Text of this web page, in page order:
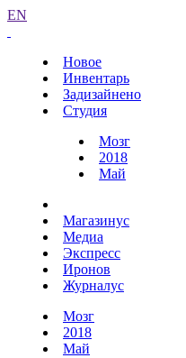
EN
Новое
Инвентарь
Задизайнено
Студия
Мозг
2018
Май
Магазинус
Медиа
Экспресс
Иронов
Журналус
Мозг
2018
Май